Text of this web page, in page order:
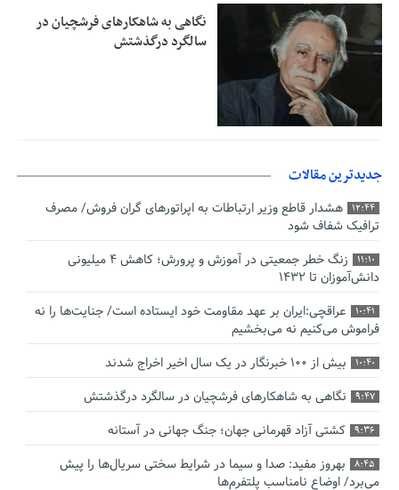
نگاهی به شاهکارهای فرشچیان در
سالگرد درگذشتش
جدیدترین مقالات
12:44
هشدار قاطع وزیر ارتباطات به اپراتورهای گران فروش/ مصرف
ترافیک شفاف شود
11:10
زنگ خطر جمعیتی در آموزش و پرورش؛ کاهش ۴ میلیونی
دانش‌آموزان تا ۱۴۳۲
10:41
عراقچی:ایران بر عهد مقاومت خود ایستاده است/ جنایت‌ها را نه
فراموش می‌کنیم نه می‌بخشیم
10:40 بیش از ۱۰۰ خبرنگار در یک سال اخیر اخراج شدند
9:47 نگاهی به شاهکارهای فرشچیان در سالگرد درگذشتش
9:36 کشتی آزاد قهرمانی جهان؛ جنگ جهانی در آستانه
8:45
بهروز مفید: صدا و سیما در شرایط سختی سریال‌ها را پیش
می‌برد/ اوضاع نامناسب پلتفرم‌ها